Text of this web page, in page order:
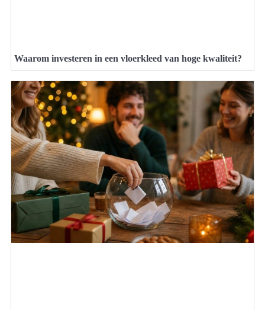
Waarom investeren in een vloerkleed van hoge kwaliteit?